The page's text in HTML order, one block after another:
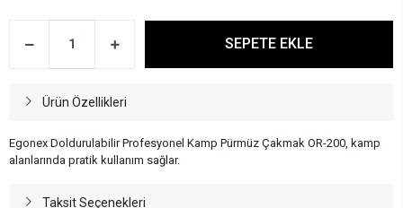
SEPETE EKLE
Ürün Özellikleri
Egonex Doldurulabilir Profesyonel Kamp Pürmüz Çakmak OR-200, kamp
alanlarında pratik kullanım sağlar.
Taksit Seçenekleri